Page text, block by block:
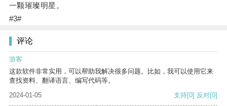
一颗璀璨明星。
#3#
评论
游客
这款软件非常实用，可以帮助我解决很多问题。比如，我可以使用它来
查找资料、翻译语言、编写代码等。
2024-01-05
支持[0] 反对[0]